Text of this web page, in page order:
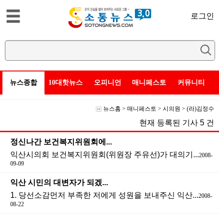
로그인
뉴스종합 10대핫뉴스 오피니언 매니페스토 커뮤니티
뉴스홈 > 매니페스토 > 시의원 > (라)김정수
현재 등록된 기사 5 건
정신나간 보건복지위원회에...
익산시의회 보건복지위원회(위원장 주유선)가 대의기...2008-
09-09
익산 시민의 대변자가 되겠...
1. 당선소감먼저 부족한 저에게 성원을 보내주신 익산...2008-
08-22